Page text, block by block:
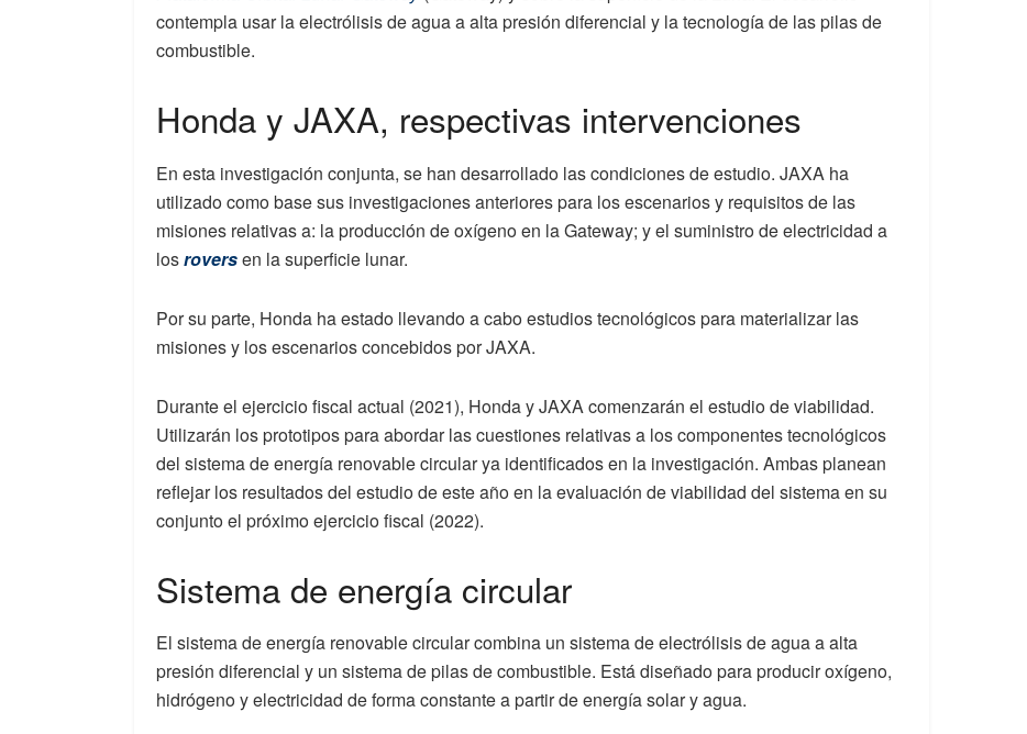
contempla usar la electrólisis de agua a alta presión diferencial y la tecnología de las pilas de
combustible.
Honda y JAXA, respectivas intervenciones
En esta investigación conjunta, se han desarrollado las condiciones de estudio. JAXA ha
utilizado como base sus investigaciones anteriores para los escenarios y requisitos de las
misiones relativas a: la producción de oxígeno en la Gateway; y el suministro de electricidad a
losroversen la superficie lunar.
Por su parte, Honda ha estado llevando a cabo estudios tecnológicos para materializar las
misiones y los escenarios concebidos por JAXA.
Durante el ejercicio fiscal actual (2021), Honda y JAXA comenzarán el estudio de viabilidad.
Utilizarán los prototipos para abordar las cuestiones relativas a los componentes tecnológicos
del sistema de energía renovable circular ya identificados en la investigación. Ambas planean
reflejar los resultados del estudio de este año en la evaluación de viabilidad del sistema en su
conjunto el próximo ejercicio fiscal (2022).
Sistema de energía circular
El sistema de energía renovable circular combina un sistema de electrólisis de agua a alta
presión diferencial y un sistema de pilas de combustible. Está diseñado para producir oxígeno,
hidrógeno y electricidad de forma constante a partir de energía solar y agua.